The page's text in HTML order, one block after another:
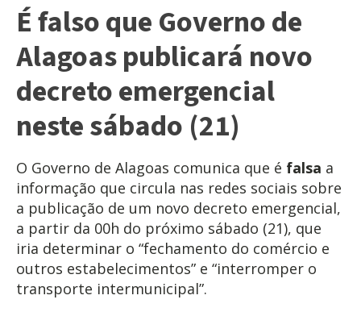
É falso que Governo de
Alagoas publicará novo
decreto emergencial
neste sábado (21)
O Governo de Alagoas comunica que é falsa a
informação que circula nas redes sociais sobre
a publicação de um novo decreto emergencial,
a partir da 00h do próximo sábado (21), que
iria determinar o “fechamento do comércio e
outros estabelecimentos” e “interromper o
transporte intermunicipal”.